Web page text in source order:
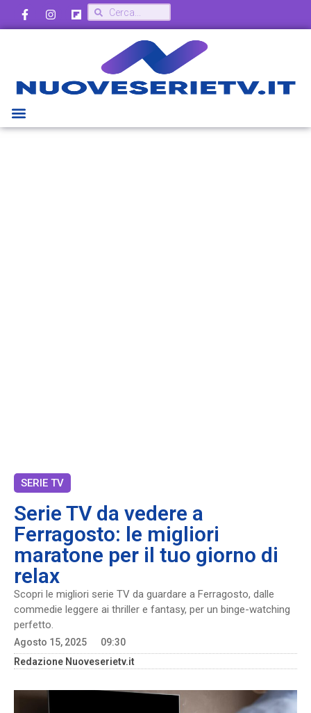
SERIE TV
Serie TV da vedere a
Ferragosto: le migliori
maratone per il tuo giorno di
relax
Scopri le migliori serie TV da guardare a Ferragosto, dalle
commedie leggere ai thriller e fantasy, per un binge-watching
perfetto.
Agosto 15, 2025
09:30
Redazione Nuoveserietv.it